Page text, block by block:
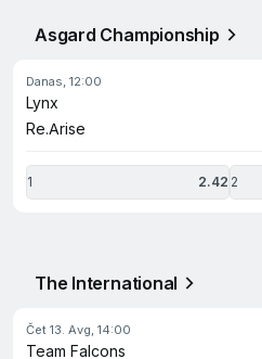
Asgard Championship
danas, 12:00
Lynx
Re.Arise
1 2.42 2
The International
Čet 13. Avg, 14:00
Team Falcons